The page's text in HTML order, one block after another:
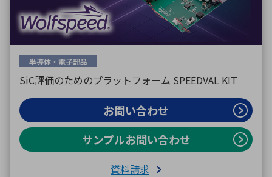
半導体・電子部品
SiC評価のためのプラットフォーム SPEEDVAL KIT
お問い合わせ
サンプルお問い合わせ
資料請求